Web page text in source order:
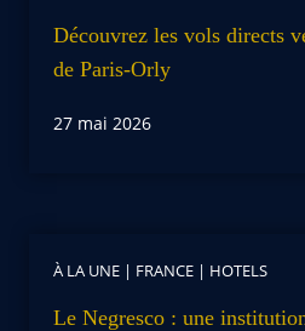
Découvrez les vols directs
de Paris-Orly
27 mai 2026
À LA UNE | FRANCE | HOTELS
Le Negresco : une